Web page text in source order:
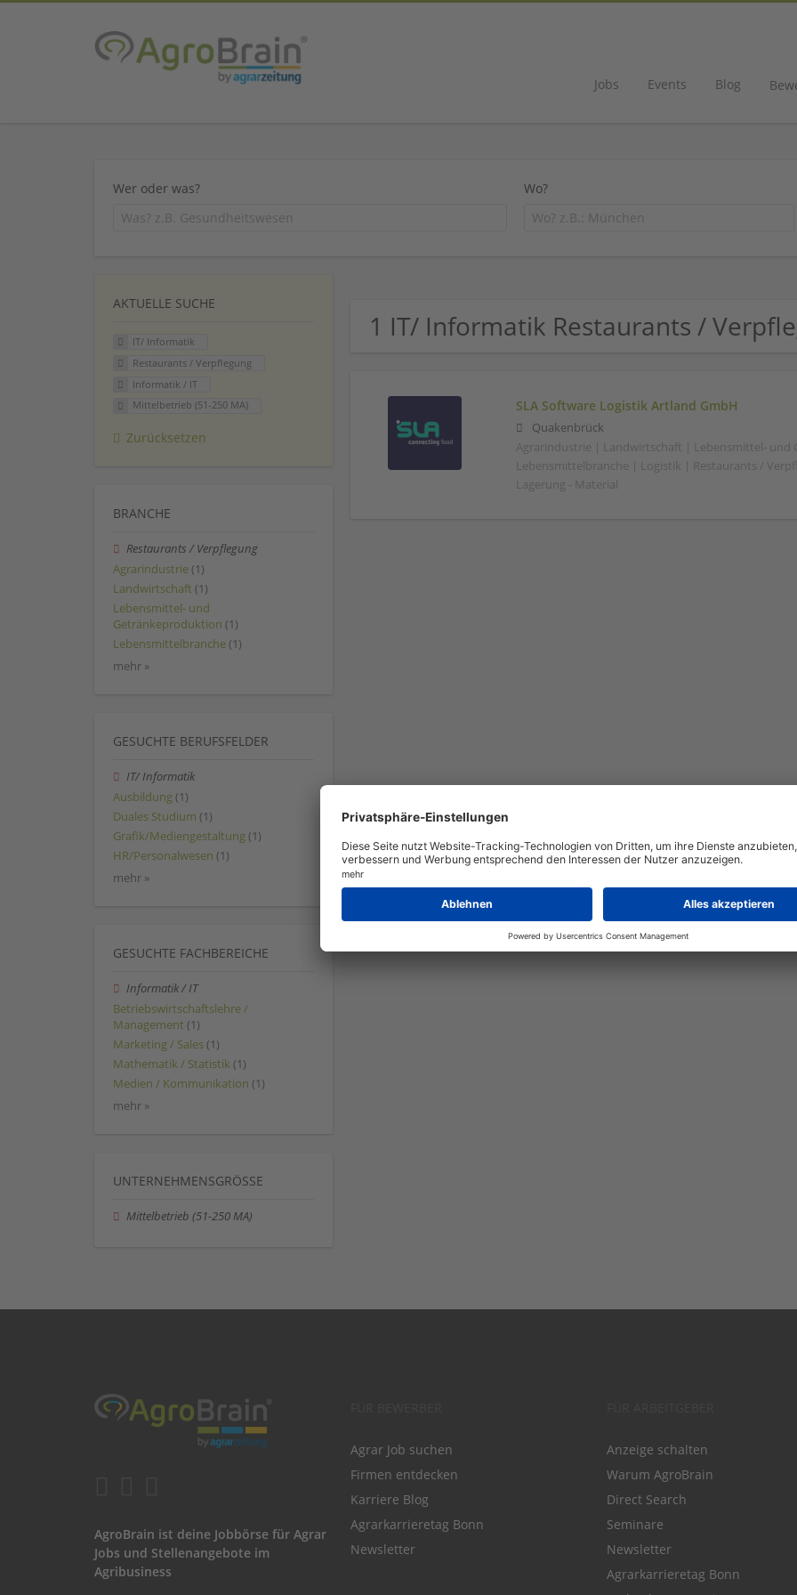
Jobs Events Blog
Wer oder was? Wo?
1 IT/ Informatik Restaurants /
SLA Software Logistik Artland GmbH
Quakenbrück
Agrarindustrie | Landwirtschaft | Lebensmittel- und
Lebensmittelbranche | Logistik | Restaurants /
Lagerung - Material
AKTUELLE SUCHE
IT/ Informatik
Restaurants / Verpflegung
Informatik / IT
Mittelbetrieb (51-250 MA)
Zurücksetzen
BRANCHE
Restaurants / Verpflegung
Agrarindustrie (1)
Landwirtschaft (1)
Lebensmittel- und
Getränkeproduktion (1)
Lebensmittelbranche (1)
mehr »
GESUCHTE BERUFSFELDER
IT/ Informatik
Ausbildung (1)
Duales Studium (1)
Grafik/Mediengestaltung (1)
HR/Personalwesen (1)
mehr »
GESUCHTE FACHBEREICHE
Informatik / IT
Betriebswirtschaftslehre /
Management (1)
Marketing / Sales (1)
Mathematik / Statistik (1)
Medien / Kommunikation (1)
mehr »
UNTERNEHMENSGRÖSSE
Mittelbetrieb (51-250 MA)
AgroBrain ist deine Jobbörse für Agrar
Jobs und Stellenangebote im
Agribusiness
Agrar Job suchen
Firmen entdecken
Karriere Blog
Agrarkarrieretag Bonn
Newsletter
Anzeige schalten
Warum AgroBrain
Direct Search
Seminare
Newsletter
Agrarkarrieretag Bonn